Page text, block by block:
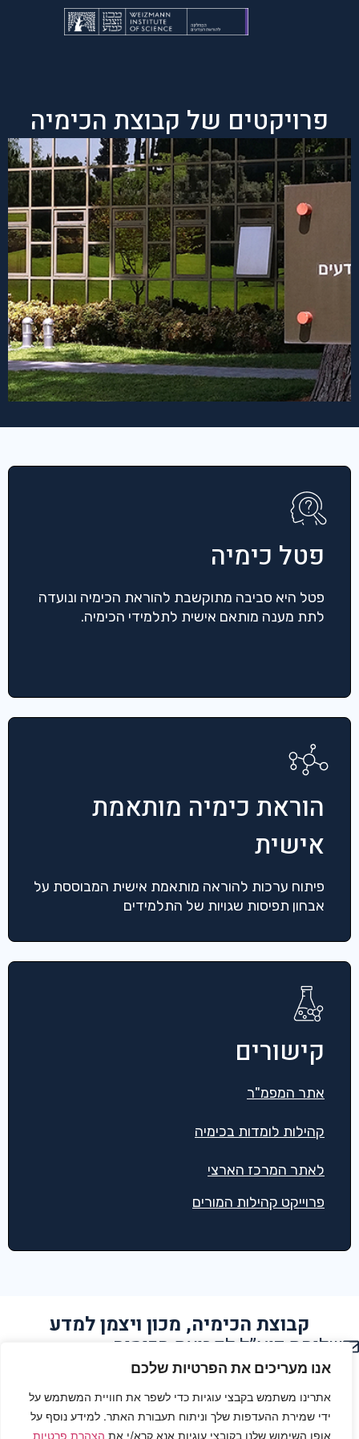
אנו מעריכים את הפרטיות שלכם
אתרינו משתמש בקבצי עוגיות כדי לשפר את חוויית המשתמש על
ידי שמירת ההעדפות שלך וניתוח תעבורת האתר. למידע נוסף על
אופן השימוש שלנו בקובצי עוגיות אנא קרא/י את הצהרת פרטיות
פרויקטים של קבוצת הכימיה
פטל כימיה
פטל היא סביבה מתוקשבת להוראת הכימיה ונועדה
לתת מענה מותאם אישית לתלמידי הכימיה.
הוראת כימיה מותאמת
אישית
פיתוח ערכות להוראה מותאמת אישית המבוססת על
אבחון תפיסות שגויות של התלמידים
קישורים
אתר המפמ"ר
קהילות לומדות בכימיה
לאתר המרכז הארצי
פרוייקט קהילות המורים
קבוצת הכימיה, מכון ויצמן למדע
שליחת דוא”ל לקבוצת הכימיה
הצהרת נגישות
תנאי שימוש